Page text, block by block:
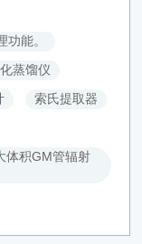
能。
蒸馏仪
索氏提取器
体积GM管辐射